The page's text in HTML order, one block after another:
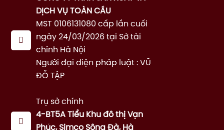
DỊCH VỤ TOÀN CẦU
MST 0106131080 cấp lần cuối
ngày 24/03/2026 tại Sở tài
chính Hà Nội
Người đại diện pháp luật : VŨ
ĐỖ TẬP
Trụ sở chính
4-BT5A Tiểu Khu đô thị Vạn
Phúc, Simco Sông Đà, Hà